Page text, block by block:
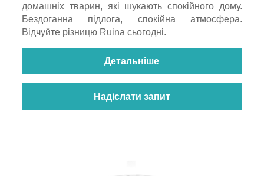
домашніх тварин, які шукають спокійного дому.
Бездоганна підлога, спокійна атмосфера.
Відчуйте різницю Ruina сьогодні.
Детальніше
Надіслати запит